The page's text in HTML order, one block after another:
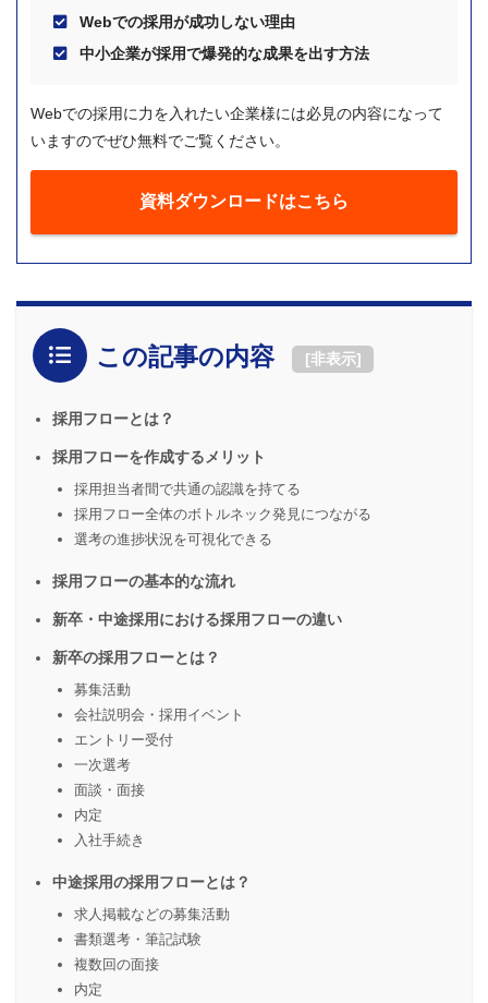
Webでの採用が成功しない理由
中小企業が採用で爆発的な成果を出す方法
Webでの採用に力を入れたい企業様には必見の内容になって
いますのでぜひ無料でご覧ください。
資料ダウンロードはこちら
この記事の内容 [非表示]
採用フローとは？
採用フローを作成するメリット
採用担当者間で共通の認識を持てる
採用フロー全体のボトルネック発見につながる
選考の進捗状況を可視化できる
採用フローの基本的な流れ
新卒・中途採用における採用フローの違い
新卒の採用フローとは？
募集活動
会社説明会・採用イベント
エントリー受付
一次選考
面談・面接
内定
入社手続き
中途採用の採用フローとは？
求人掲載などの募集活動
書類選考・筆記試験
複数回の面接
内定